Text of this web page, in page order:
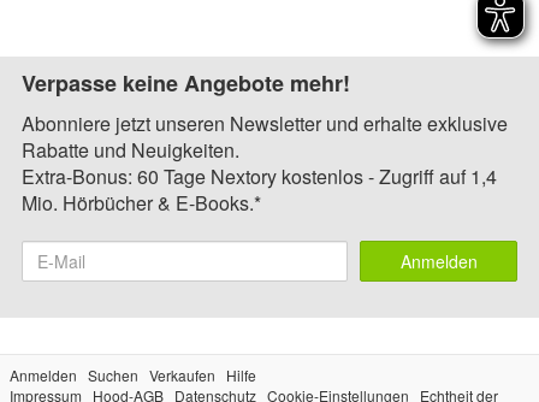
Verpasse keine Angebote mehr!
Abonniere jetzt unseren Newsletter und erhalte exklusive
Rabatte und Neuigkeiten.
Extra-Bonus: 60 Tage Nextory kostenlos - Zugriff auf 1,4
Mio. Hörbücher & E-Books.*
Anmelden
Anmelden Suchen Verkaufen
Hilfe
Impressum
Hood-AGB Datenschutz Cookie-Einstellungen Echtheit der